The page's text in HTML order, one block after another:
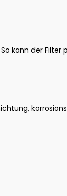
kann der Filter